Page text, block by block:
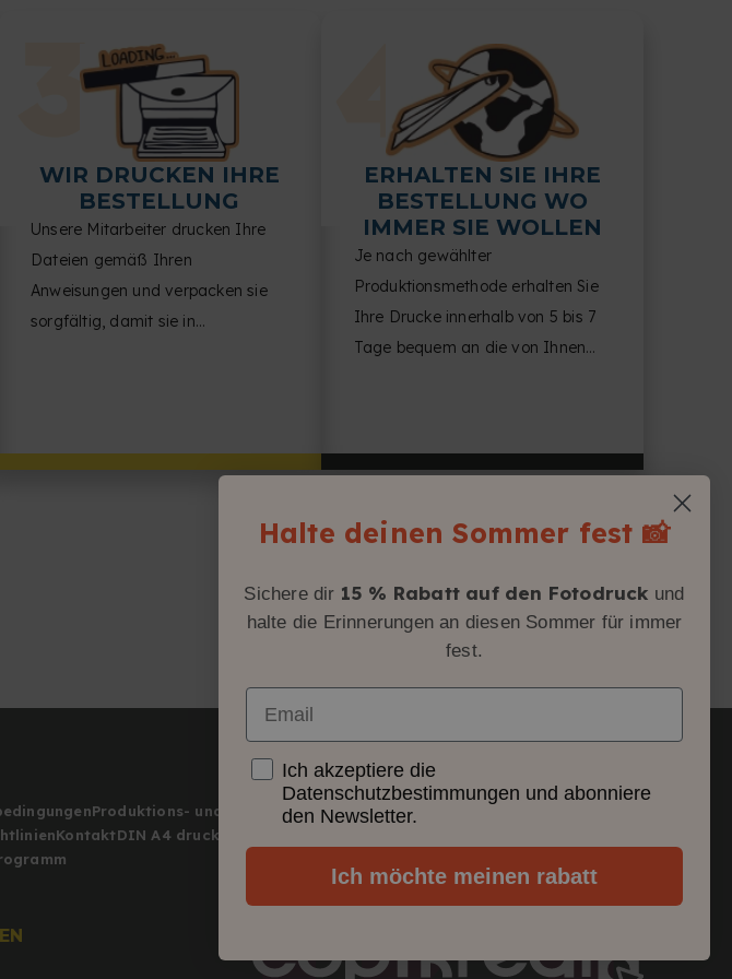
WIR DRUCKEN IHRE
BESTELLUNG
Unsere Mitarbeiter drucken Ihre
Dateien gemäß Ihren
Anweisungen und verpacken sie
sorgfältig, damit sie in
ERHALTEN SIE IHRE
BESTELLUNG WO
IMMER SIE WOLLEN
Je nach gewählter
Produktionsmethode erhalten Sie
Ihre Drucke innerhalb von 5 bis 7
Tage bequem an die von Ihnen
Produktions- und VersandmethodenGarantie und Rückgabe
KontaktDIN A4 drucken lassen
Halte deinen Sommer fest 📸
Sichere dir 15 % Rabatt auf den Fotodruck und
halte die Erinnerungen an diesen Sommer für immer
fest.
Email
Consentimiento
Ich akzeptiere die
Datenschutzbestimmungen und abonniere
den Newsletter.
Ich möchte meinen rabatt